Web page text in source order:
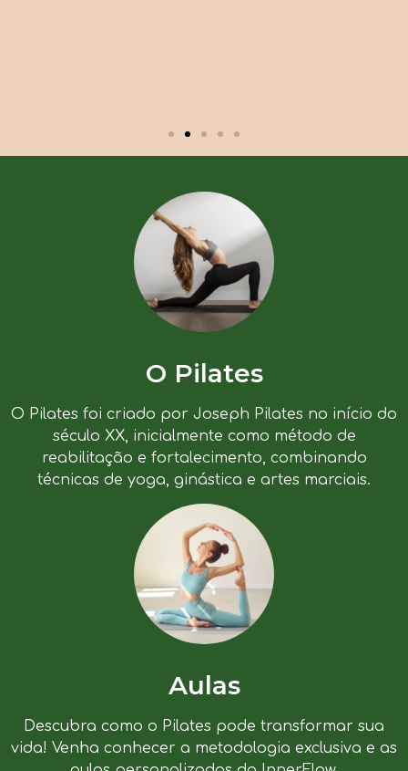
O Pilates
O Pilates foi criado por Joseph Pilates no início do
século XX, inicialmente como método de
reabilitação e fortalecimento, combinando
técnicas de yoga, ginástica e artes marciais.
Aulas
Descubra como o Pilates pode transformar sua
vida! Venha conhecer a metodologia exclusiva e as